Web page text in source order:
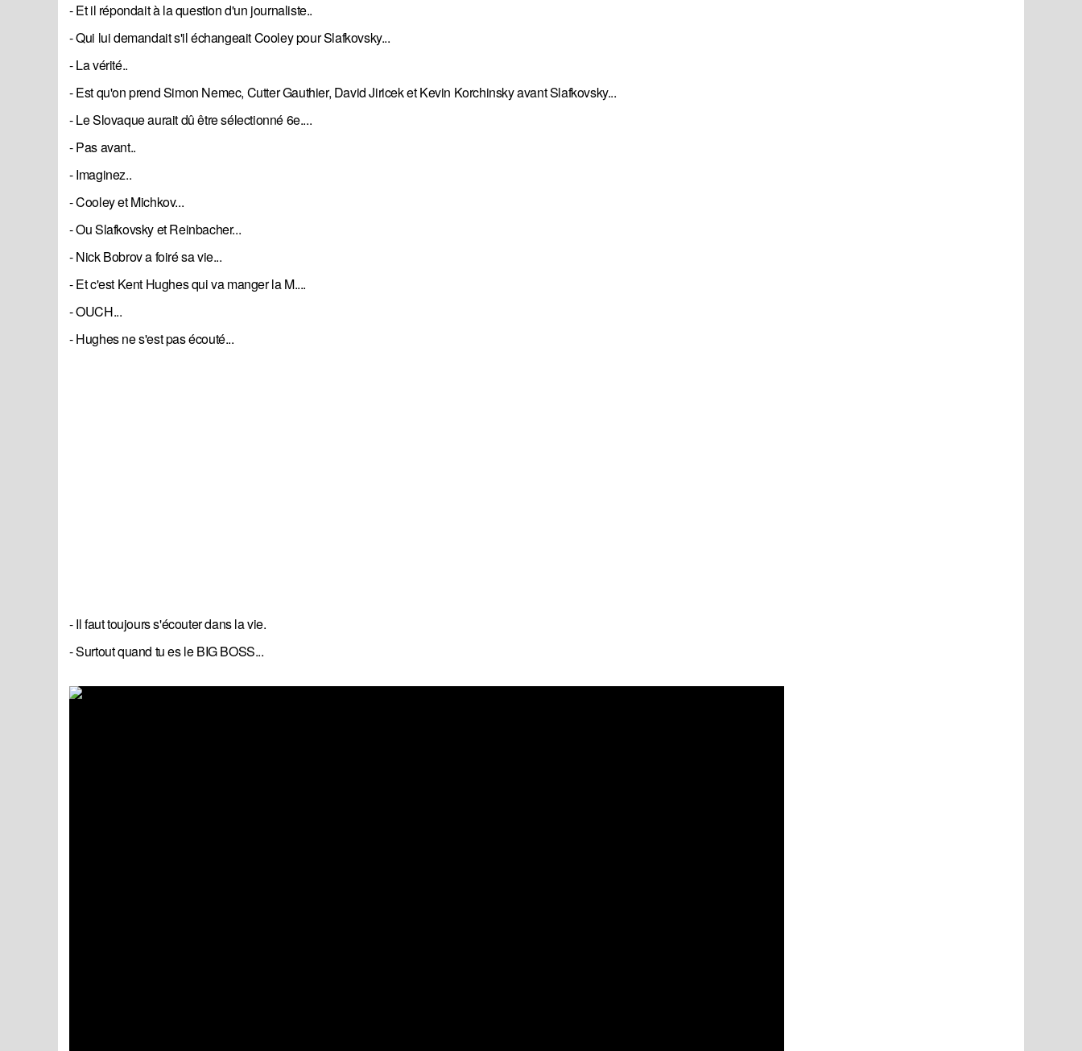
- Et il répondait à la question d'un journaliste..
- Qui lui demandait s'il échangeait Cooley pour Slafkovsky...
- La vérité..
- Est qu'on prend Simon Nemec, Cutter Gauthier, David Jiricek et Kevin Korchinsky avant Slafkovsky...
- Le Slovaque aurait dû être sélectionné 6e....
- Pas avant..
- Imaginez..
- Cooley et Michkov...
- Ou Slafkovsky et Reinbacher...
- Nick Bobrov a foiré sa vie...
- Et c'est Kent Hughes qui va manger la M....
- OUCH...
- Hughes ne s'est pas écouté...
- Il faut toujours s'écouter dans la vie.
- Surtout quand tu es le BIG BOSS...